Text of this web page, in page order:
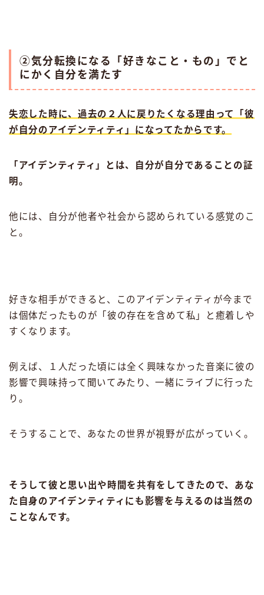
②気分転換になる「好きなこと・もの」でと
にかく自分を満たす
失恋した時に、過去の２人に戻りたくなる理由って「彼
が自分のアイデンティティ」になってたからです。
「アイデンティティ」とは、自分が自分であることの証
明。
他には、自分が他者や社会から認められている感覚のこ
と。
好きな相手ができると、このアイデンティティが今まで
は個体だったものが「彼の存在を含めて私」と癒着しや
すくなります。
例えば、１人だった頃には全く興味なかった音楽に彼の
影響で興味持って聞いてみたり、一緒にライブに行った
り。
そうすることで、あなたの世界が視野が広がっていく。
そうして彼と思い出や時間を共有をしてきたので、あな
た自身のアイデンティティにも影響を与えるのは当然の
ことなんです。